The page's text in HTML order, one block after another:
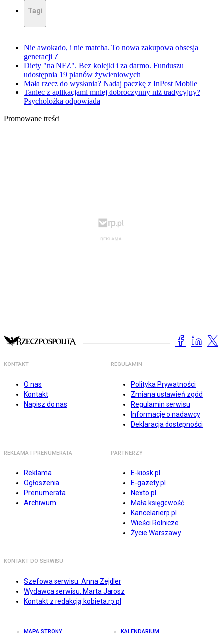
Tagi
Nie awokado, i nie matcha. To nowa zakupowa obsesja
generacji Z
Diety "na NFZ". Bez kolejki i za darmo. Funduszu
udostępnia 19 planów żywieniowych
Mała rzecz do wysłania? Nadaj paczkę z InPost Mobile
Taniec z aplikacjami mniej dobroczynny niż tradycyjny?
Psycholożka odpowiada
Promowane treści
KONTAKT
O nas
Kontakt
Napisz do nas
REGULAMIN
Polityka Prywatności
Zmiana ustawień zgód
Regulamin serwisu
Informacje o nadawcy
Deklaracja dostępności
REKLAMA I PRENUMERATA
Reklama
Ogłoszenia
Prenumerata
Archiwum
PARTNERZY
E-kiosk.pl
E-gazety.pl
Nexto.pl
Mała księgowość
Kancelarierp.pl
Wieści Rolnicze
Życie Warszawy
KONTAKT DO SERWISU
Szefowa serwisu: Anna Zejdler
Wydawca serwisu: Marta Jarosz
Kontakt z redakcją kobieta.rp.pl
MAPA STRONY KALENDARIUM